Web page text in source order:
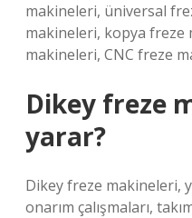
makineleri, üniversal
makineleri, kopya freze
makineleri, CNC freze
Dikey freze
yarar?
Dikey freze makineleri,
onarım çalışmaları,